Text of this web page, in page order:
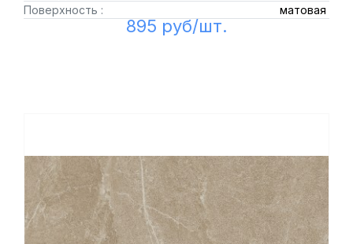
Поверхность :
матовая
895 руб/шт.